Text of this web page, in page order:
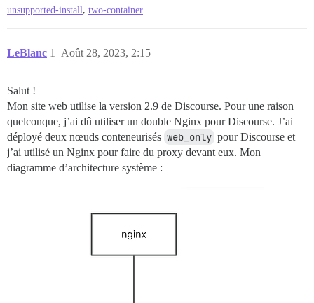
unsupported-install, two-container
LeBlanc Août 28, 2023, 2:15
1
Salut !
Mon site web utilise la version 2.9 de Discourse. Pour une raison
quelconque, j’ai dû utiliser un double Nginx pour Discourse. J’ai
déployé deux nœuds conteneurisés web_only pour Discourse et
j’ai utilisé un Nginx pour faire du proxy devant eux. Mon
diagramme d’architecture système :